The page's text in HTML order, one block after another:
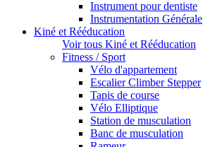
Instrument pour dentiste
Instrumentation Générale
Kiné et Rééducation
Voir tous Kiné et Rééducation
Fitness / Sport
Vélo d'appartement
Escalier Climber Stepper
Tapis de course
Vélo Elliptique
Station de musculation
Banc de musculation